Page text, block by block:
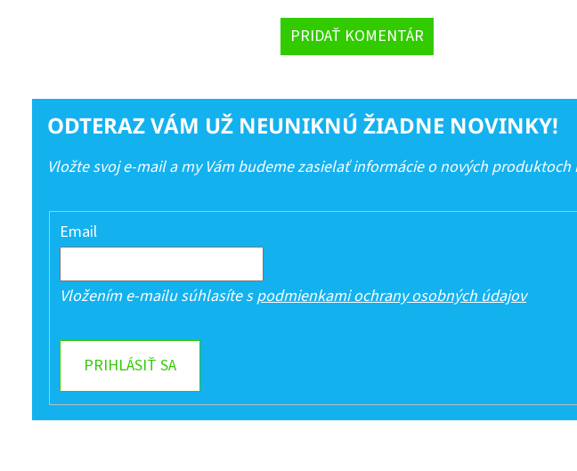
PRIDAŤ KOMENTÁR
ODTERAZ VÁM UŽ NEUNIKNÚ ŽIADNE NOVINKY!
Vložte svoj e-mail a my Vám budeme zasielať informácie o nových
Email
Vložením e-mailu súhlasíte spodmienkami ochrany osobných údajov
PRIHLÁSIŤ SA